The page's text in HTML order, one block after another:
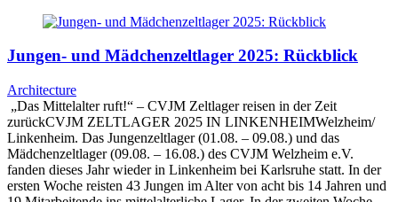
Jungen- und Mädchenzeltlager 2025: Rückblick
Architecture
„Das Mittelalter ruft!“ – CVJM Zeltlager reisen in der Zeit
zurückCVJM ZELTLAGER 2025 IN LINKENHEIMWelzheim/
Linkenheim. Das Jungenzeltlager (01.08. – 09.08.) und das
Mädchenzeltlager (09.08. – 16.08.) des CVJM Welzheim e.V.
fanden dieses Jahr wieder in Linkenheim bei Karlsruhe statt. In der
ersten Woche reisten 43 Jungen im Alter von acht bis 14 Jahren und